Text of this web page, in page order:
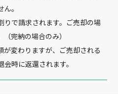
。
りで請求されます。ご売却の場
完納の場合のみ）
が変わりますが、ご売却される
時に返還されます。